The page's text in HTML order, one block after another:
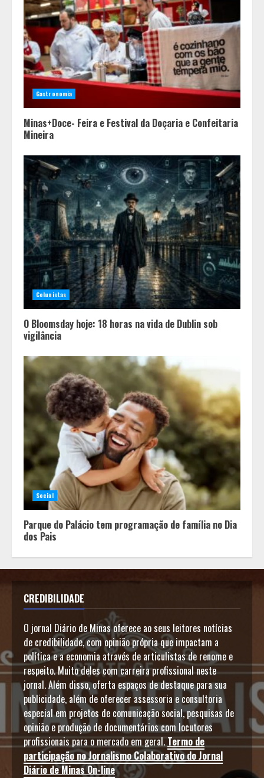
Gastronomia
Minas+Doce- Feira e Festival da Doçaria e Confeitaria
Mineira
Colunistas
O Bloomsday hoje: 18 horas na vida de Dublin sob
vigilância
Social
Parque do Palácio tem programação de família no Dia
dos Pais
CREDIBILIDADE
O jornal Diário de Minas oferece ao seus leitores notícias
de credibilidade, com opinião própria que impactam a
política e a economia através de articulistas de renome e
respeito. Muito deles com carreira profissional neste
jornal. Além disso, oferta espaços de destaque para sua
publicidade, além de oferecer assessoria e consultoria
especial em projetos de comunicação social, pesquisas de
opinião e produção de documentários com locutores
profissionais para o mercado em geral.Termo de
participação no Jornalismo Colaborativo do Jornal
Diário de Minas On-line